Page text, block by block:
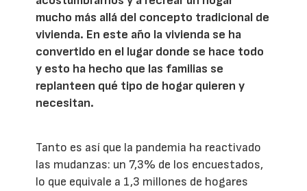
mucho más allá del concepto tradicional de
vivienda. En este año la vivienda se ha
convertido en el lugar donde se hace todo
y esto ha hecho que las familias se
replanteen qué tipo de hogar quieren y
necesitan.
Tanto es así que la pandemia ha reactivado
las mudanzas: un 7,3% de los encuestados,
lo que equivale a 1,3 millones de hogares